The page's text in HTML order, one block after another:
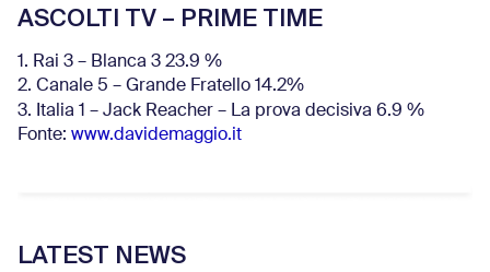
ASCOLTI TV – PRIME TIME
1. Rai 3 – Blanca 3 23.9 %
2. Canale 5 – Grande Fratello 14.2%
3. Italia 1 – Jack Reacher – La prova decisiva 6.9 %
Fonte: www.davidemaggio.it
LATEST NEWS